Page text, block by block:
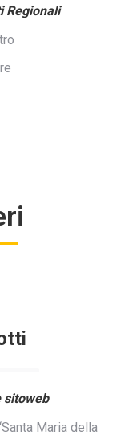
Regionali
sitoweb
Maria della